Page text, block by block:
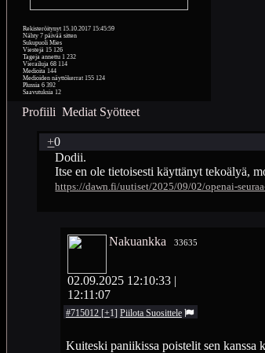
Rekisteröitynyt 15.10.2017 15:45:59
Nähty 7 päivää sitten
Sukupuoli Mies
Viestejä 15 126
Tageja annettu 1 232
Vierailuja 68 114
Medioita 144
Medioiden näyttökerrat 155 124
Plussia 6 392
Saavutuksia 12
Profiili Mediat Syötteet
+0
Dodii.
Itse en ole tietoisesti käyttänyt tekoälyä,
https://dawn.fi/uutiset/2025/09/02/openai-
Nakuankka 33635
02.09.2025 12:10:33 |
12:11:07
#715012 [+1] Piilota Suosittele
Kuiteski paniikissa poistelit sen kanssa